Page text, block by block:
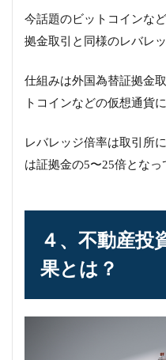
今話題のビットコインな
拠金取引と同様のレバレ
仕組みは外国為替証拠金
トコインなどの仮想通貨
レバレッジ倍率は取引所
は証拠金の5〜25倍となっ
４、不動産投
果とは？